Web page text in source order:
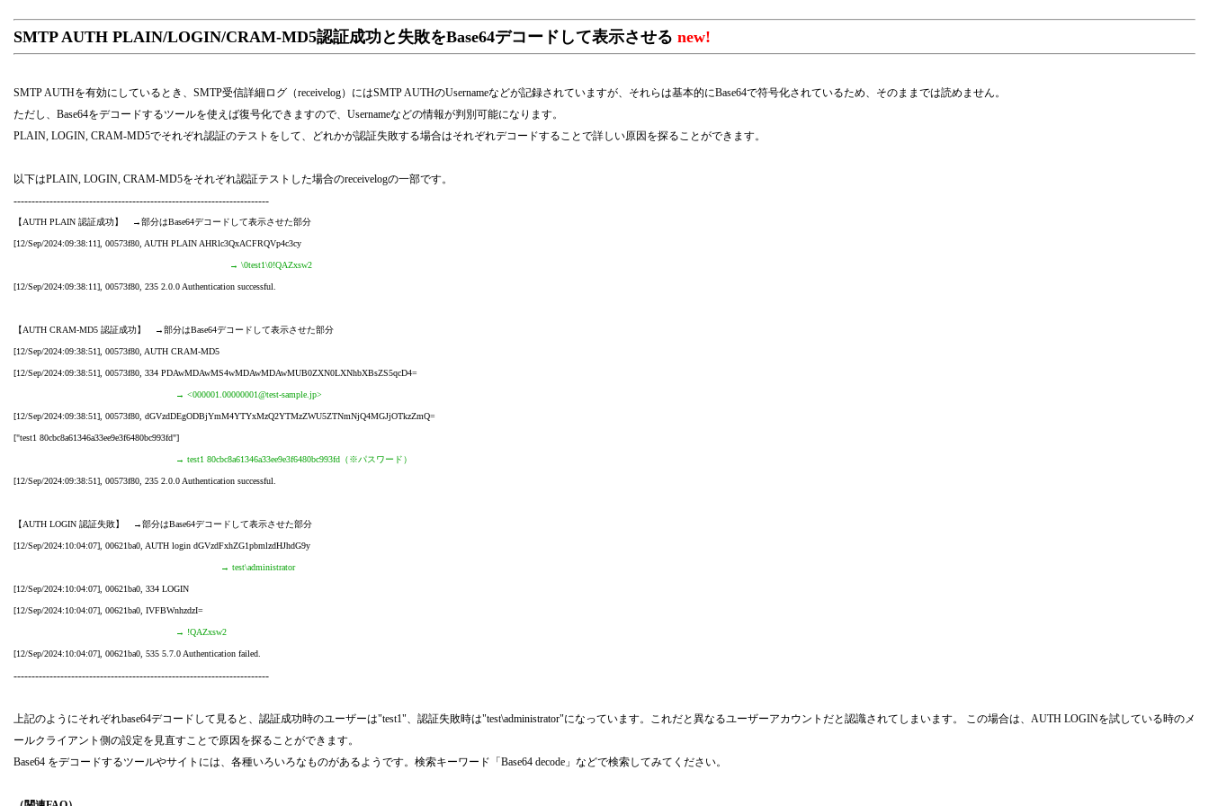
SMTP AUTH PLAIN/LOGIN/CRAM-MD5認証成功と失敗をBase64デコードして表示させる new!
SMTP AUTHを有効にしているとき、SMTP受信詳細ログ（receivelog）にはSMTP AUTHのUsernameなどが記録されていますが、それらは基本的にBase64で符号化されているため、そのままでは読めません。
ただし、Base64をデコードするツールを使えば復号化できますので、Usernameなどの情報が判別可能になります。
PLAIN, LOGIN, CRAM-MD5でそれぞれ認証のテストをして、どれかが認証失敗する場合はそれぞれデコードすることで詳しい原因を探ることができます。
以下はPLAIN, LOGIN, CRAM-MD5をそれぞれ認証テストした場合のreceivelogの一部です。
-----------------------------------------------------------------------
【AUTH PLAIN 認証成功】 →部分はBase64デコードして表示させた部分
[12/Sep/2024:09:38:11], 00573f80, AUTH PLAIN AHRlc3QxACFRQVp4c3cy
→ \0test1\0!QAZxsw2
[12/Sep/2024:09:38:11], 00573f80, 235 2.0.0 Authentication successful.
【AUTH CRAM-MD5 認証成功】 →部分はBase64デコードして表示させた部分
[12/Sep/2024:09:38:51], 00573f80, AUTH CRAM-MD5
[12/Sep/2024:09:38:51], 00573f80, 334 PDAwMDAwMS4wMDAwMDAwMUB0ZXN0LXNhbXBsZS5qcD4=
→ <000001.00000001@test-sample.jp>
[12/Sep/2024:09:38:51], 00573f80, dGVzdDEgODBjYmM4YTYxMzQ2YTMzZWU5ZTNmNjQ4MGJjOTkzZmQ=
["test1 80cbc8a61346a33ee9e3f6480bc993fd"]
→ test1 80cbc8a61346a33ee9e3f6480bc993fd（※パスワード）
[12/Sep/2024:09:38:51], 00573f80, 235 2.0.0 Authentication successful.
【AUTH LOGIN 認証失敗】 →部分はBase64デコードして表示させた部分
[12/Sep/2024:10:04:07], 00621ba0, AUTH login dGVzdFxhZG1pbmlzdHJhdG9y
→ test\administrator
[12/Sep/2024:10:04:07], 00621ba0, 334 LOGIN
[12/Sep/2024:10:04:07], 00621ba0, IVFBWnhzdzI=
→ !QAZxsw2
[12/Sep/2024:10:04:07], 00621ba0, 535 5.7.0 Authentication failed.
-----------------------------------------------------------------------
上記のようにそれぞれbase64デコードして見ると、認証成功時のユーザーは"test1"、認証失敗時は"test\administrator"になっています。これだと異なるユーザーアカウントだと認識されてしまいます。 この場合は、AUTH LOGINを試している時のメ
ールクライアント側の設定を見直すことで原因を探ることができます。
Base64 をデコードするツールやサイトには、各種いろいろなものがあるようです。検索キーワード「Base64 decode」などで検索してみてください。